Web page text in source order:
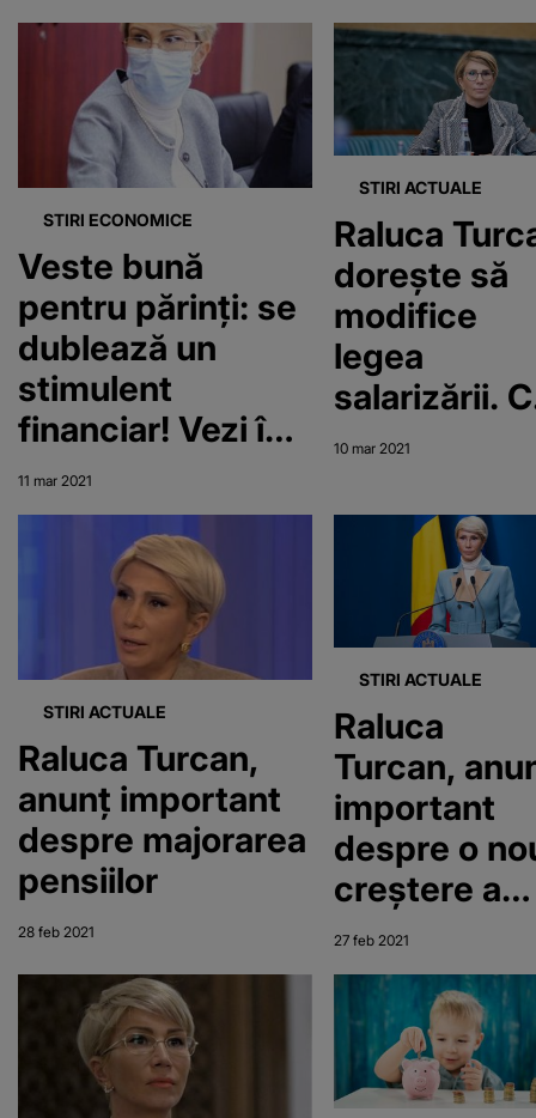
salarizării în
sistemul
public
STIRI ECONOMICE
Veste bună
pentru părinți: se
dublează un
stimulent
financiar! Vezi în
ce condiții
11 mar 2021
STIRI ACTUALE
Raluca
dorește să
modifice
legea
salarizării.
sporuri vor
10 mar 2021
STIRI ACTUALE
Raluca Turcan,
anunț important
despre majorarea
pensiilor
28 feb 2021
STIRI ACTUALE
Raluca
Turcan,
important
despre o
creştere a
alocaţiilor
pentru copii
27 feb 2021